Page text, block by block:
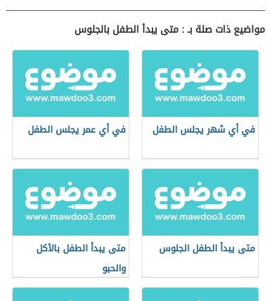
مواضيع ذات صلة بـ : متى يبدأ الطفل بالجلوس
في أي شهر يجلس الطفل في أي عمر يجلس الطفل
متى يبدأ الطفل الجلوس
متى يبدأ الطفل بالأكل
والحبو